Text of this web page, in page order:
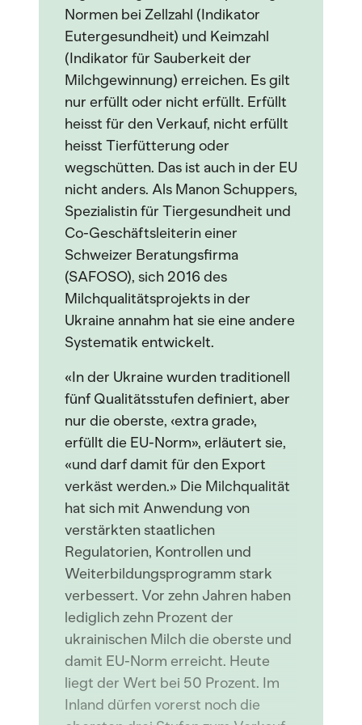
Normen bei Zellzahl (Indikator
Eutergesundheit) und Keimzahl
(Indikator für Sauberkeit der
Milchgewinnung) erreichen. Es gilt
nur erfüllt oder nicht erfüllt. Erfüllt
heisst für den Verkauf, nicht erfüllt
heisst Tierfütterung oder
wegschütten. Das ist auch in der EU
nicht anders. Als Manon Schuppers,
Spezialistin für Tiergesundheit und
Co-Geschäftsleiterin einer
Schweizer Beratungsfirma
(SAFOSO), sich 2016 des
Milchqualitätsprojekts in der
Ukraine annahm hat sie eine andere
Systematik entwickelt.
«In der Ukraine wurden traditionell
fünf Qualitätsstufen definiert, aber
nur die oberste, ‹extra grade›,
erfüllt die EU-Norm», erläutert sie,
«und darf damit für den Export
verkäst werden.» Die Milchqualität
hat sich mit Anwendung von
verstärkten staatlichen
Regulatorien, Kontrollen und
Weiterbildungsprogramm stark
verbessert. Vor zehn Jahren haben
lediglich zehn Prozent der
ukrainischen Milch die oberste und
damit EU-Norm erreicht. Heute
liegt der Wert bei 50 Prozent. Im
Inland dürfen vorerst noch die